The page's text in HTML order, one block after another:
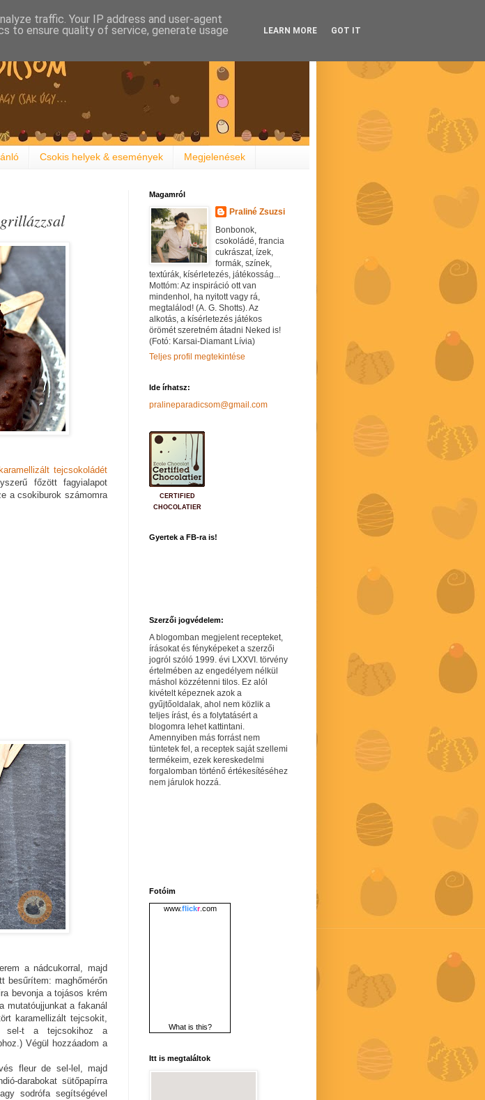
Csokis helyek & események Megjelenések
karamellizált tejcsokoládét
főzött fagyialapot
a csokiburok számomra
a nádcukorral, majd
besűrítem: maghőmérőn
bevonja a tojásos krém
mutatóujjunkat a fakanál
karamellizált tejcsokit,
sel-t a tejcsokihoz a
Végül hozzáadom a
fleur de sel-lel, majd
darabokat sütőpapírra
sodrófa segítségével
Magamról
Praliné Zsuzsi
Bonbonok,
csokoládé, francia
cukrászat, ízek,
formák, színek,
textúrák, kísérletezés, játékosság...
Mottóm: Az inspiráció ott van
mindenhol, ha nyitott vagy rá,
megtalálod! (A. G. Shotts). Az
alkotás, a kísérletezés játékos
örömét szeretném átadni Neked is!
(Fotó: Karsai-Diamant Lívia)
Teljes profil megtekintése
Ide írhatsz:
pralineparadicsom@gmail.com
CERTIFIED
CHOCOLATIER
Gyertek a FB-ra is!
Szerzői jogvédelem:
A blogomban megjelent recepteket,
írásokat és fényképeket a szerzői
jogról szóló 1999. évi LXXVI. törvény
értelmében az engedélyem nélkül
máshol közzétenni tilos. Ez alól
kivételt képeznek azok a
gyűjtőoldalak, ahol nem közlik a
teljes írást, és a folytatásért a
blogomra lehet kattintani.
Amennyiben más forrást nem
tüntetek fel, a receptek saját szellemi
termékeim, ezek kereskedelmi
forgalomban történő értékesítéséhez
nem járulok hozzá.
Fotóim
www.flickr.com
What is this?
Itt is megtaláltok
traffic. Your IP address and user-agent
to ensure quality of service, generate usage
LEARN MORE GOT IT